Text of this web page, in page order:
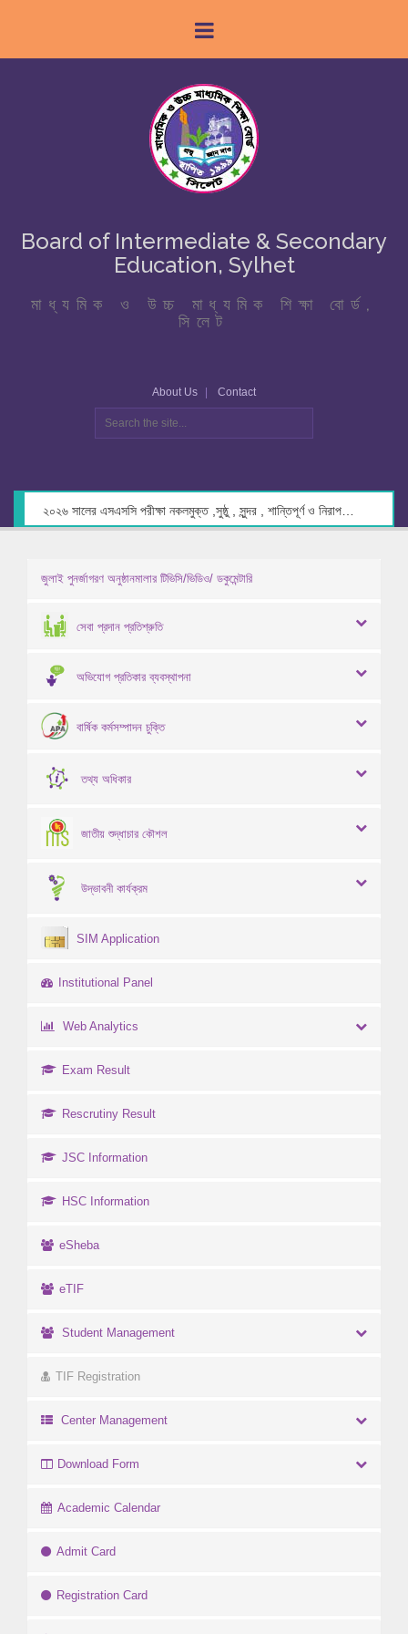
Board of Intermediate & Secondary
Education, Sylhet
মাধ্যমিক ও উচ্চ মাধ্যমিক শিক্ষা বোর্ড,
সিলেট
About Us Contact
জুলাই পুনর্জাগরণ অনুষ্ঠানমালার টিভিসি/ভিডিও/ ডকুমেন্টারি
সেবা প্রদান প্রতিশ্রুতি
অভিযোগ প্রতিকার ব্যবস্থাপনা
বার্ষিক কর্মসম্পাদন চুক্তি
তথ্য অধিকার
জাতীয় শুদ্ধাচার কৌশল
উদ্ভাবনী কার্যক্রম
SIM Application
Institutional Panel
Web Analytics
Exam Result
Rescrutiny Result
JSC Information
HSC Information
eSheba
eTIF
Student Management
TIF Registration
Center Management
Download Form
Academic Calendar
Admit Card
Registration Card